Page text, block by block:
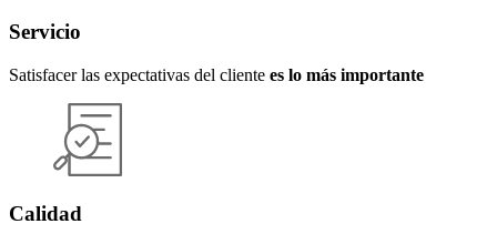
Servicio
Satisfacer las expectativas del cliente es lo más importante
Calidad